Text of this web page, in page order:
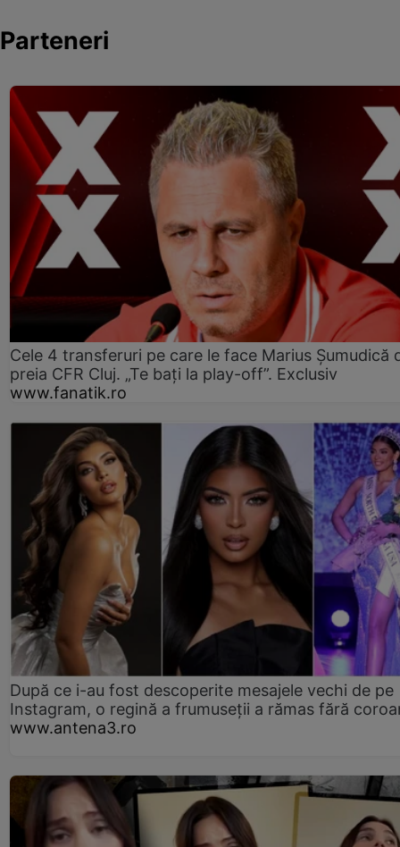
Parteneri
Cele 4 transferuri pe care le face Marius Șumudică
preia CFR Cluj. „Te bați la play-off”. Exclusiv
www.fanatik.ro
După ce i-au fost descoperite mesajele vechi de pe
Instagram, o regină a frumuseții a rămas fără
www.antena3.ro